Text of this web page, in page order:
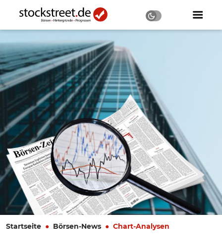
Startseite Börsen-News Chart-Analysen